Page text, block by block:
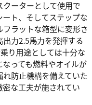
ーターとして使用で
ト、そしてステップな
ラットな箱型に変形さ
力2.5馬力を発揮する
り用途としては十分な
っても燃料やオイルが
防止機構を備えていた
な工夫が施されてい